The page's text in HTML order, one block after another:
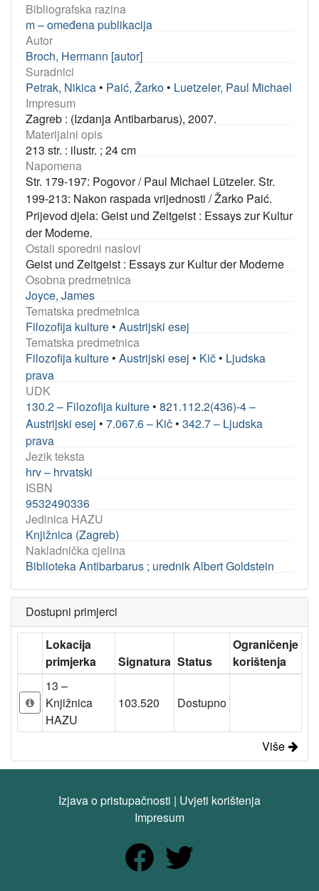
Bibliografska razina
m – omeđena publikacija
Autor
Broch, Hermann [autor]
Suradnici
Petrak, Nikica • Paić, Žarko • Luetzeler, Paul Michael
Impresum
Zagreb : (Izdanja Antibarbarus), 2007.
Materijalni opis
213 str. : ilustr. ; 24 cm
Napomena
Str. 179-197: Pogovor / Paul Michael Lützeler. Str.
199-213: Nakon raspada vrijednosti / Žarko Paić.
Prijevod djela: Geist und Zeitgeist : Essays zur Kultur
der Moderne.
Ostali sporedni naslovi
Geist und Zeitgeist : Essays zur Kultur der Moderne
Osobna predmetnica
Joyce, James
Tematska predmetnica
Filozofija kulture • Austrijski esej
Tematska predmetnica
Filozofija kulture • Austrijski esej • Kič • Ljudska
prava
UDK
130.2 – Filozofija kulture • 821.112.2(436)-4 –
Austrijski esej • 7.067.6 – Kič • 342.7 – Ljudska
prava
Jezik teksta
hrv – hrvatski
ISBN
9532490336
Jedinica HAZU
Knjižnica (Zagreb)
Nakladnička cjelina
Biblioteka Antibarbarus ; urednik Albert Goldstein
Dostupni primjerci
Lokacija
primjerka
Signatura Status
Ograničenje
korištenja
13 –
Knjižnica
HAZU
103.520 Dostupno
Više
Izjava o pristupačnosti | Uvjeti korištenja
Impresum